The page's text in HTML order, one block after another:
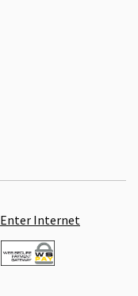
Enter Internet